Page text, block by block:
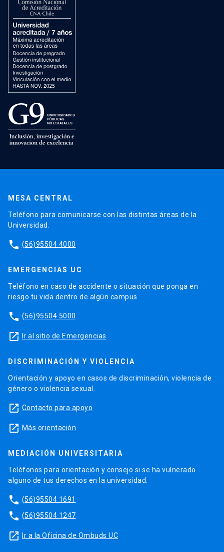
MESA CENTRAL
Teléfono para comunicarse con las distintas áreas de la
Universidad.
phone (56)95504 4000
EMERGENCIAS UC
Teléfono en caso de accidente o situación que ponga en
riesgo tu vida dentro de algún campus.
phone (56)95504 5000
launch Ir al sitio de Emergencias
DISCRIMINACIÓN Y VIOLENCIA
Orientación y apoyo en casos de discriminación, violencia de
género o violencia sexual.
launch Contacto para apoyo
launch Más orientación
MEDIACIÓN UNIVERSITARIA
Teléfonos para orientación y consejo si se ha vulnerado
alguno de tus derechos en la universidad.
phone (56)95504 1691
phone (56)95504 1247
launch Ir a la Oficina de Ombuds UC